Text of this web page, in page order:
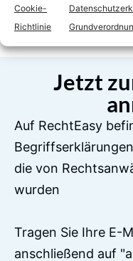
Cookie-
Richtlinie
LinkedIn
Jetzt
Auf RechtEasy
die von
wurden
Tragen Sie Ihre E-
anschließend auf